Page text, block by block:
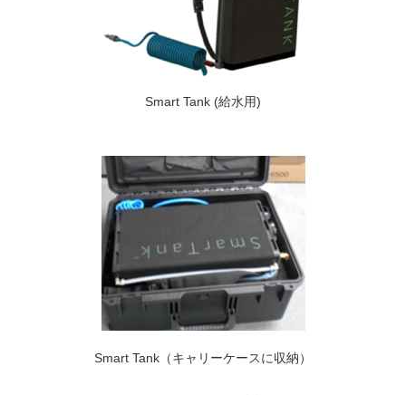
Smart Tank (給水用)
Smart Tank（キャリーケースに収納）